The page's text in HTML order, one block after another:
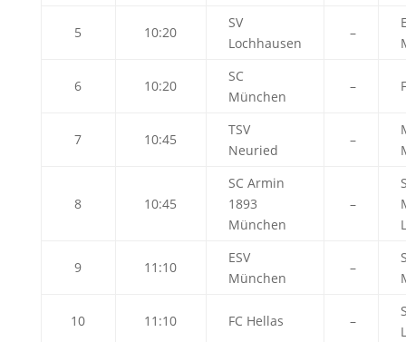
5 10:20
SV
Lochhausen
–
6 10:20
SC
München
–
7 10:45
TSV
Neuried
–
8 10:45
SC Armin
1893
München
–
9 11:10
ESV
München
–
10 11:10 FC Hellas –